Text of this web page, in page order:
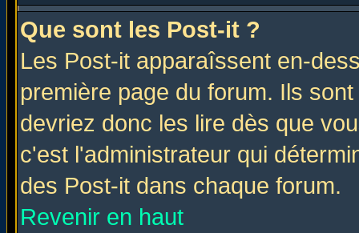
Que sont les Post-it ?
Les Post-it apparaîssent en-
première page du forum. Ils
devriez donc les lire dès que
c'est l'administrateur qui
des Post-it dans chaque forum.
Revenir en haut